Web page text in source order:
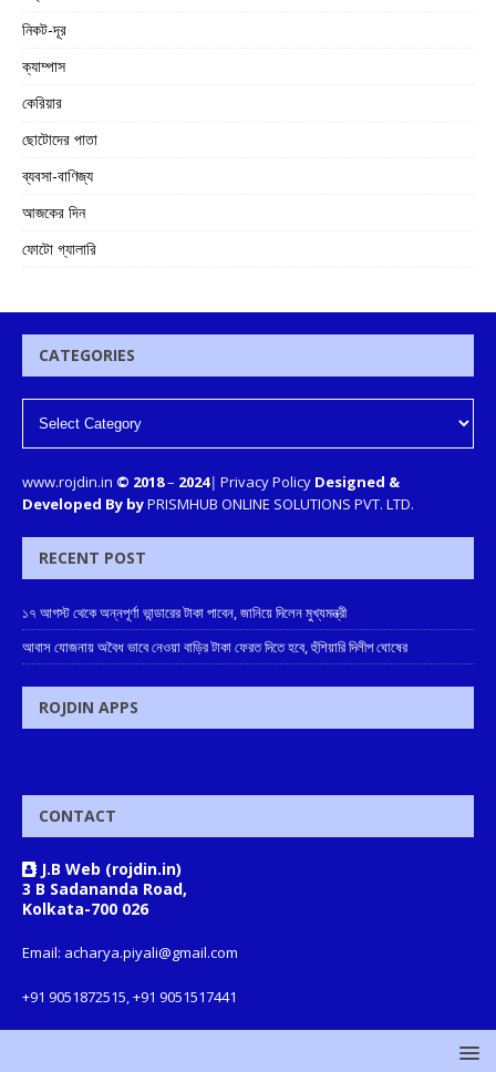
নিকট-দূর
ক্যাম্পাস
কেরিয়ার
ছোটোদের পাতা
ব্যবসা-বাণিজ্য
আজকের দিন
ফোটো গ্যালারি
CATEGORIES
www.rojdin.in © 2018– 2024| Privacy Policy Designed &
Developed By byPRISMHUB ONLINE SOLUTIONS PVT. LTD.
RECENT POST
১৭ আগস্ট থেকে অন্নপূর্ণা ভান্ডারের টাকা পাবেন, জানিয়ে দিলেন মুখ্যমন্ত্রী
আবাস যোজনায় অবৈধ ভাবে নেওয়া বাড়ির টাকা ফেরত দিতে হবে, হুঁশিয়ারি দিলীপ ঘোষের
ROJDIN APPS
CONTACT
J.B Web (rojdin.in)
3 B Sadananda Road,
Kolkata-700 026
Email: acharya.piyali@gmail.com
+91 9051872515, +91 9051517441